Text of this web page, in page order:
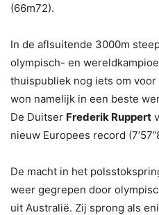
(66m72).
In de aflsuitende 3000m
olympisch- en
thuispubliek nog iets om voor
won namelijk in een beste
De Duitser Frederik Ruppert
nieuw Europees record
De macht in het
weer gegrepen door
uit Australië. Zij sprong als